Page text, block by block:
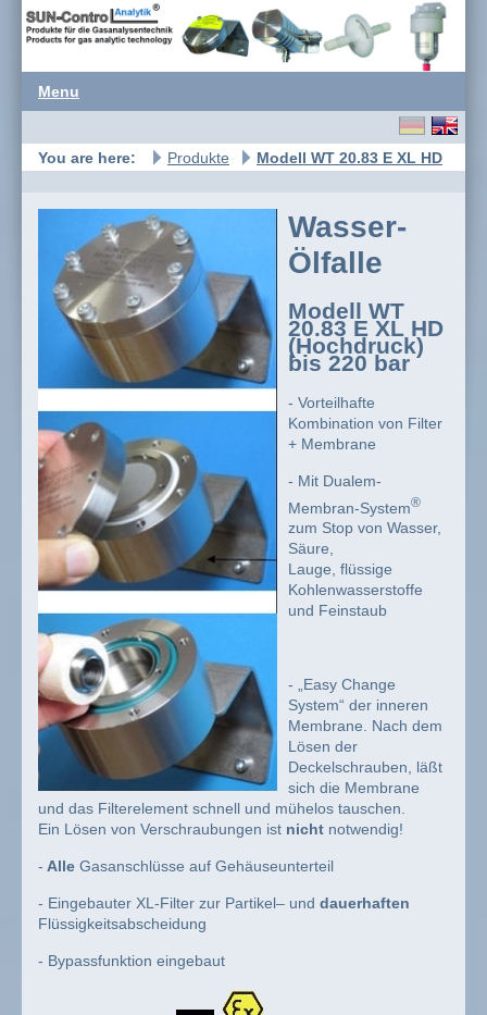
Menu
You are here: Produkte Modell WT 20.83 E XL HD
Wasser-
Ölfalle
Modell WT
20.83 E XL HD
(Hochdruck)
bis 220 bar
- Vorteilhafte
Kombination von Filter
+ Membrane
- Mit Dualem-
Membran-System®
zum Stop von Wasser,
Säure,
Lauge, flüssige
Kohlenwasserstoffe
und Feinstaub
- „Easy Change
System“ der inneren
Membrane. Nach dem
Lösen der
Deckelschrauben, läßt
sich die Membrane
und das Filterelement schnell und mühelos tauschen.
Ein Lösen von Verschraubungen ist nicht notwendig!
- Alle Gasanschlüsse auf Gehäuseunterteil
- Eingebauter XL-Filter zur Partikel– und dauerhaften
Flüssigkeitsabscheidung
- Bypassfunktion eingebaut